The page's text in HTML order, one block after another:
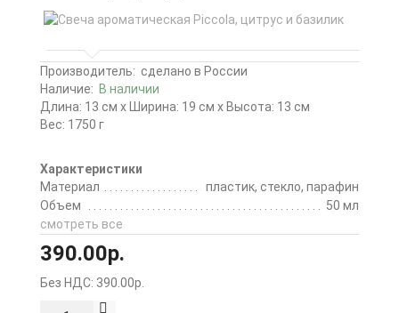
Производитель: сделано в России
Наличие: В наличии
Длина: 13 см x Ширина: 19 см x Высота: 13 см
Вес: 1750 г
Характеристики
Материал
пластик, стекло, парафин
Объем
50 мл
смотреть все
390.00р.
Без НДС: 390.00р.